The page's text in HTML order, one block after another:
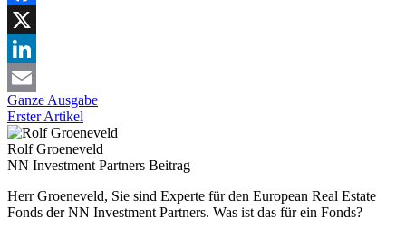
Facebook
X
LinkedIn
Email
Ganze Ausgabe
Erster Artikel
Rolf Groeneveld
NN Investment Partners Beitrag
Herr Groeneveld, Sie sind Experte für den European Real Estate
Fonds der NN Investment Partners. Was ist das für ein Fonds?